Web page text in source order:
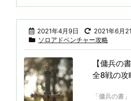
2021年4月9日
2021年6月
ソロアドベンチャー攻略
【傭兵の
全8戦の攻
「傭兵の書